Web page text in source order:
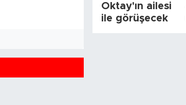
Oktay'ın ailesi
ile görüşecek